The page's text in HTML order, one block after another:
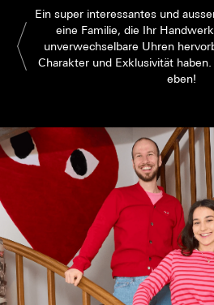
Ein super interessantes und
eine Familie, die Ihr
unverwechselbare Uhren
Charakter und Exklusivität
eben!